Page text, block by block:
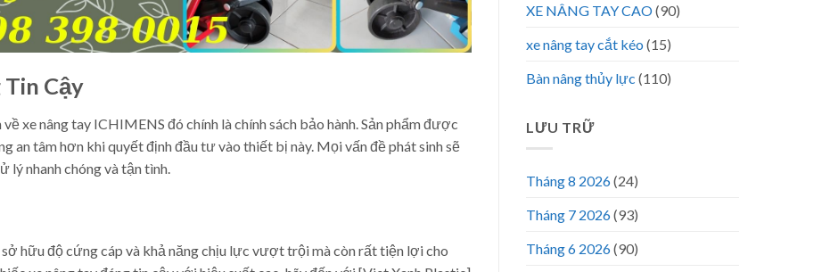
Tin Cậy
xe nâng tay ICHIMENS đó chính là chính sách bảo hành. Sản phẩm được
an tâm hơn khi quyết định đầu tư vào thiết bị này. Mọi vấn đề phát sinh sẽ
lý nhanh chóng và tận tình.
hữu độ cứng cáp và khả năng chịu lực vượt trội mà còn rất tiện lợi cho
XE NÂNG TAY CAO(90)
xe nâng tay cắt kéo (15)
Bàn nâng thủy lực (110)
LƯU TRỮ
Tháng 8 2026(24)
Tháng 7 2026(93)
Tháng 6 2026(90)